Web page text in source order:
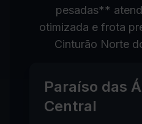
pesadas**
otimizada e frota
Cinturão Norte
Paraíso das
Central